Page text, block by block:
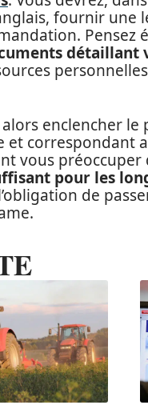
fournir
Pensez
détaillant
enclencher le
et correspondant
vous
pour les
de